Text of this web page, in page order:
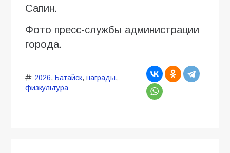
Сапин.
Фото пресс-службы администрации
города.
2026, Батайск, награды,
физкультура